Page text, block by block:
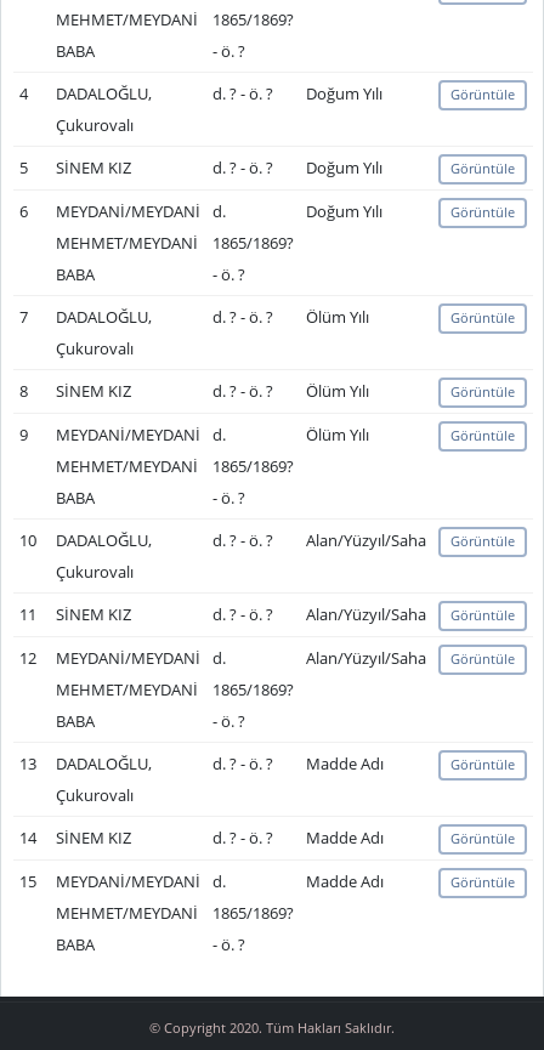
MEHMET/MEYDANİ
BABA
1865/1869?
- ö. ?
4
DADALOĞLU,
Çukurovalı
d. ? - ö. ? Doğum Yılı Görüntüle
5 SİNEM KIZ d. ? - ö. ? Doğum Yılı Görüntüle
6
MEYDANİ/MEYDANİ
MEHMET/MEYDANİ
BABA
d.
1865/1869?
- ö. ?
Doğum Yılı Görüntüle
7
DADALOĞLU,
Çukurovalı
d. ? - ö. ? Ölüm Yılı Görüntüle
8 SİNEM KIZ d. ? - ö. ? Ölüm Yılı Görüntüle
9
MEYDANİ/MEYDANİ
MEHMET/MEYDANİ
BABA
d.
1865/1869?
- ö. ?
Ölüm Yılı Görüntüle
10
DADALOĞLU,
Çukurovalı
d. ? - ö. ? Alan/Yüzyıl/Saha Görüntüle
11 SİNEM KIZ d. ? - ö. ? Alan/Yüzyıl/Saha Görüntüle
12
MEYDANİ/MEYDANİ
MEHMET/MEYDANİ
BABA
d.
1865/1869?
- ö. ?
Alan/Yüzyıl/Saha Görüntüle
13
DADALOĞLU,
Çukurovalı
d. ? - ö. ? Madde Adı Görüntüle
14 SİNEM KIZ d. ? - ö. ? Madde Adı Görüntüle
15
MEYDANİ/MEYDANİ
MEHMET/MEYDANİ
BABA
d.
1865/1869?
- ö. ?
Madde Adı Görüntüle
© Copyright 2020. Tüm Hakları Saklıdır.